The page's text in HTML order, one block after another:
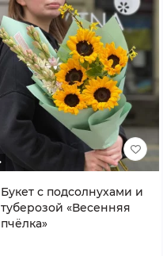
Букет с подсолнухами и
туберозой «Весенняя
пчёлка»